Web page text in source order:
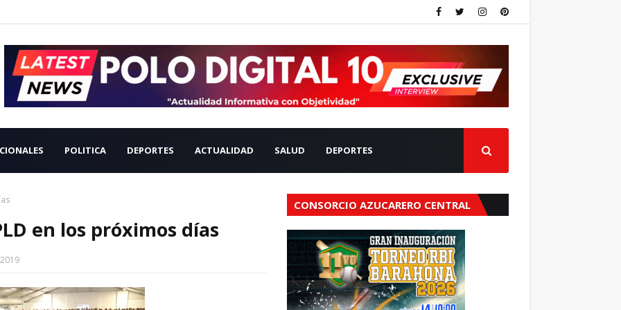
POLITICA DEPORTES ACTUALIDAD SALUD DEPORTES
en los próximos días
CONSORCIO AZUCARERO CENTRAL